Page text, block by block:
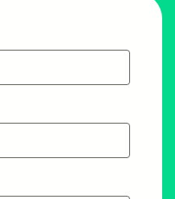
et outils d'analyse
avis